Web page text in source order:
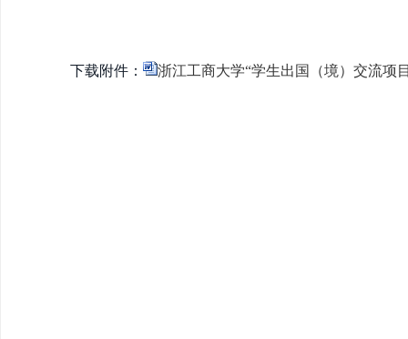
下载附件： 浙江工商大学“学生出国（境）交流项